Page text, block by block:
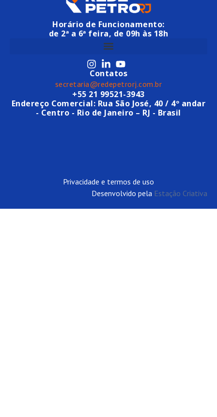
Horário de Funcionamento:
de 2ª a 6ª feira, de 09h às 18h
Contatos
secretaria@redepetrorj.com.br
+55 21 99521-3943
Endereço Comercial: Rua São José, 40 / 4º andar
- Centro - Rio de Janeiro – RJ - Brasil
Privacidade e termos de uso
Desenvolvido pela Estação Criativa